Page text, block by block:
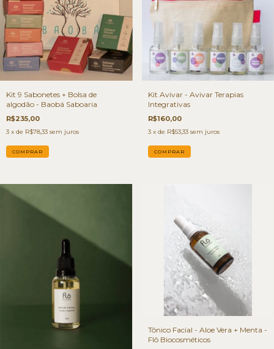
Kit 9 Sabonetes + Bolsa de
algodão - Baobá Saboaria
R$235,00
3 x de R$78,33 sem juros
Kit Avivar - Avivar Terapias
Integrativas
R$160,00
3 x de R$53,33 sem juros
Tônico Facial - Aloe Vera + Menta -
Flô Biocosméticos